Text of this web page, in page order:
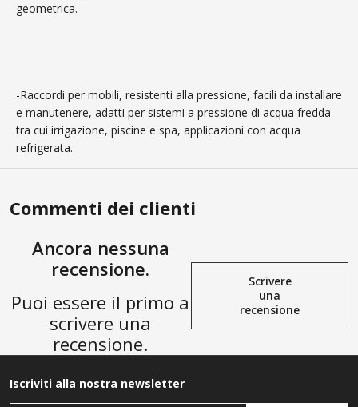
geometrica.
-Raccordi per mobili, resistenti alla pressione, facili da installare
e manutenere, adatti per sistemi a pressione di acqua fredda
tra cui irrigazione, piscine e spa, applicazioni con acqua
refrigerata.
Commenti dei clienti
Ancora nessuna
recensione.
Puoi essere il primo a
scrivere una
recensione.
Scrivere
una
recensione
Iscriviti alla nostra newsletter